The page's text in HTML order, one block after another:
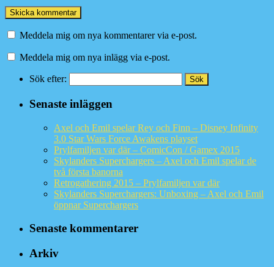
Meddela mig om nya kommentarer via e-post.
Meddela mig om nya inlägg via e-post.
Sök efter:
Senaste inläggen
Axel och Emil spelar Rey och Finn – Disney Infinity
3.0 Star Wars Force Awakens playset
Prylfamiljen var där – ComicCon / Gamex 2015
Skylanders Superchargers – Axel och Emil spelar de
två första banorna
Retrogathering 2015 – Prylfamiljen var där
Skylanders Superchargers: Unboxing – Axel och Emil
öppnar Superchargers
Senaste kommentarer
Arkiv